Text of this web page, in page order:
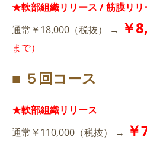
★軟部組織リリース / 筋膜リリ
通常￥18,000（税抜） → ￥
まで）
■ ５回コース
★軟部組織リリース
通常￥110,000（税抜） →